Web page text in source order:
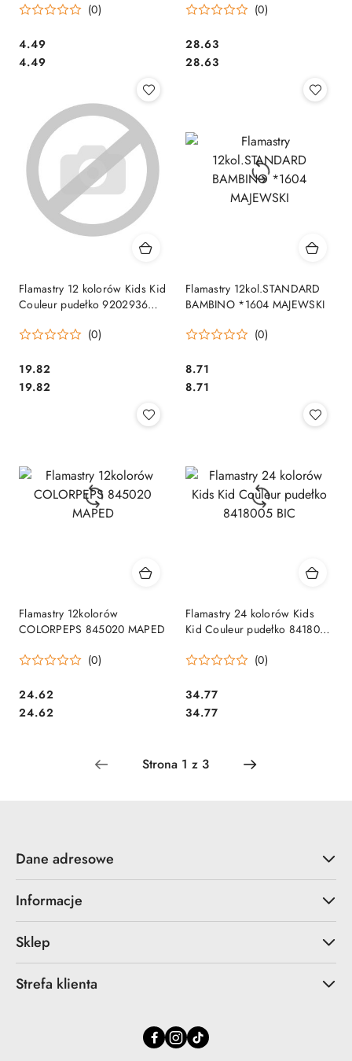
(0)
Cena:
4.49
Cena:
4.49
(0)
Cena:
28.63
Cena:
28.63
Flamastry 12 kolorów Kids Kid
Couleur pudełko 9202936
(0)
Cena:
19.82
Cena:
19.82
Flamastry 12kol.STANDARD
BAMBINO *1604 MAJEWSKI
(0)
Cena:
8.71
Cena:
8.71
Flamastry 12kolorów
COLORPEPS 845020 MAPED
(0)
Cena:
24.62
Cena:
24.62
Flamastry 24 kolorów Kids
Kid Couleur pudełko 8418005
(0)
Cena:
34.77
Cena:
34.77
Dane adresowe
Informacje
Sklep
Strefa klienta